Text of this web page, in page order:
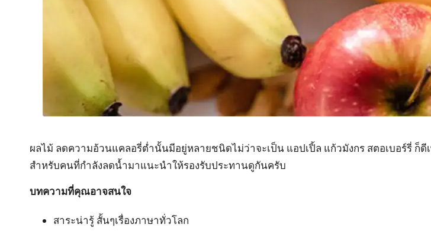
ผลไม้ ลดความอ้วนแคลอรี่ต่ำนั้นมีอยู่หลายชนิดไม่ว่าจะเป็น แอปเปิ้ล แก้วมังกร สตอเบอร์รี่ ก็
สำหรับคนที่กำลังลดน้ำมาแนะนำให้รองรับประทานดูกันครับ
บทความที่คุณอาจสนใจ
สาระน่ารู้ สั้นๆเรื่องภาษาทั่วโลก